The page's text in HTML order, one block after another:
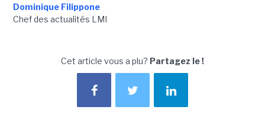
Dominique Filippone
Chef des actualités LMI
Cet article vous a plu? Partagez le !